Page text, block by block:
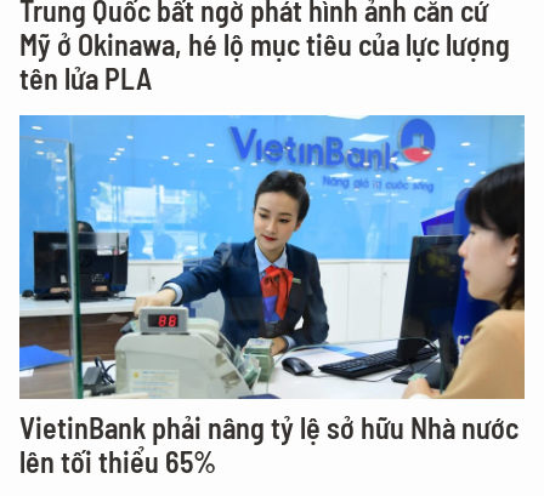
Trung Quốc bất ngờ phát hình ảnh căn cứ
Mỹ ở Okinawa, hé lộ mục tiêu của lực lượng
tên lửa PLA
VietinBank phải nâng tỷ lệ sở hữu Nhà nước
lên tối thiểu 65%